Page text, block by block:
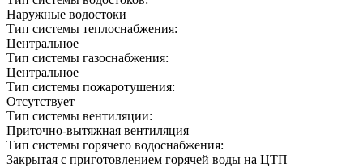
Наружные водостоки
Тип системы теплоснабжения:
Центральное
Тип системы газоснабжения:
Центральное
Тип системы пожаротушения:
Отсутствует
Тип системы вентиляции:
Приточно-вытяжная вентиляция
Тип системы горячего водоснабжения:
Закрытая с приготовлением горячей воды на ЦТП